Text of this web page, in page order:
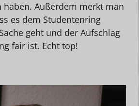
Außerdem merkt man
es dem Studentenring
geht und der Aufschlag
fair ist. Echt top!